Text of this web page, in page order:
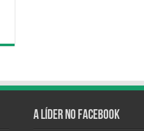
A Líder no Facebook